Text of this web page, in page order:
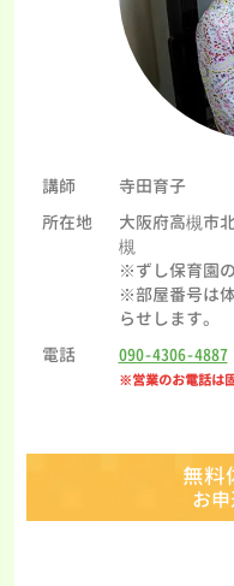
講師
寺田育子
所在地
大阪府高槻市
槻
※ずし保育園
※部屋番号は
らせします。
電話
090-4306-4887
※営業のお電話は
無料
お